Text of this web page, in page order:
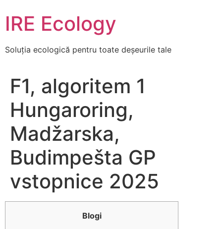
to
content
IRE Ecology
Soluția ecologică pentru toate deșeurile tale
F1, algoritem 1
Hungaroring,
Madžarska,
Budimpešta GP
vstopnice 2025
Blogi